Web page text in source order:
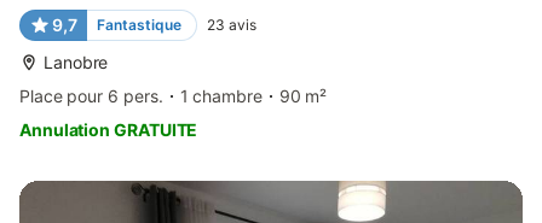
9,7 Fantastique 23 avis
Lanobre
Place pour 6 pers.
1 chambre
90 m²
Annulation GRATUITE